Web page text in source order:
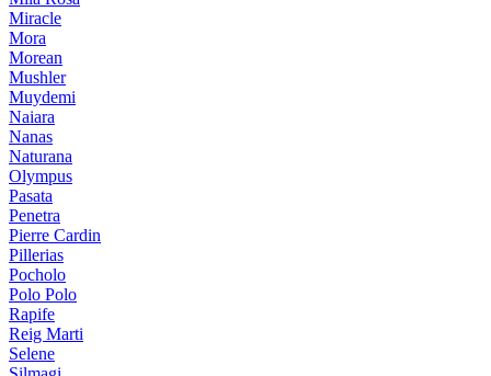
Miracle
Mora
Morean
Mushler
Muydemi
Naiara
Nanas
Naturana
Olympus
Pasata
Penetra
Pierre Cardin
Pillerias
Pocholo
Polo Polo
Rapife
Reig Marti
Selene